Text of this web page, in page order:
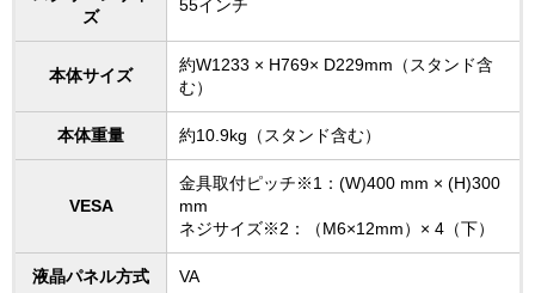
ズ
55インチ
本体サイズ
約W1233 × H769× D229mm（スタンド含
む）
本体重量 約10.9kg（スタンド含む）
VESA
金具取付ピッチ※1：(W)400 mm × (H)300
mm
ネジサイズ※2：（M6×12mm）× 4（下）
液晶パネル方式 VA